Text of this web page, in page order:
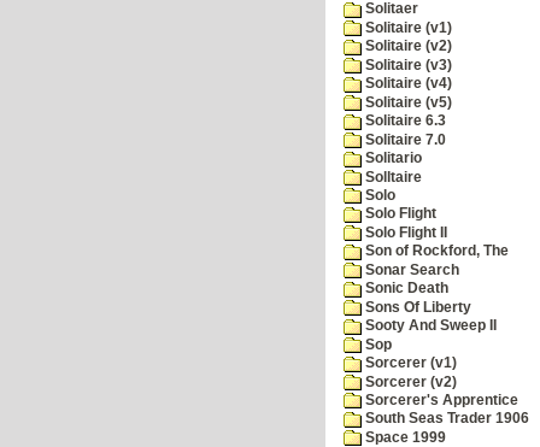
Solitaer
Solitaire (v1)
Solitaire (v2)
Solitaire (v3)
Solitaire (v4)
Solitaire (v5)
Solitaire 6.3
Solitaire 7.0
Solitario
Solltaire
Solo
Solo Flight
Solo Flight II
Son of Rockford, The
Sonar Search
Sonic Death
Sons Of Liberty
Sooty And Sweep II
Sop
Sorcerer (v1)
Sorcerer (v2)
Sorcerer's Apprentice
South Seas Trader 1906
Space 1999